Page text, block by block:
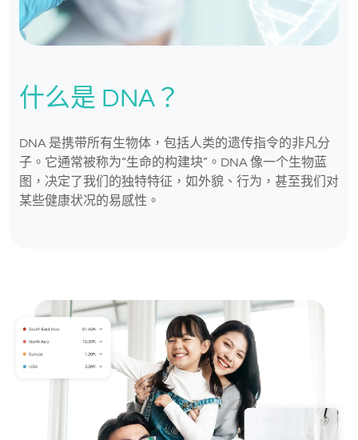
什么是 DNA？
DNA 是携带所有生物体，包括人类的遗传指令的非凡分
子。它通常被称为“生命的构建块”。DNA 像一个生物蓝
图，决定了我们的独特特征，如外貌、行为，甚至我们对
某些健康状况的易感性。